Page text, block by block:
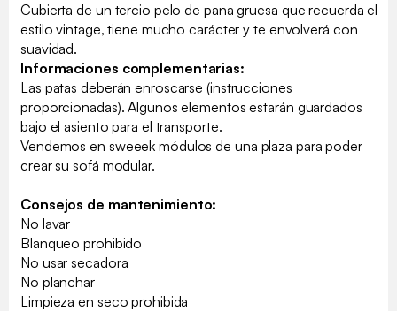
Cubierta de un tercio pelo de pana gruesa que recuerda el
estilo vintage, tiene mucho carácter y te envolverá con
suavidad.
Informaciones complementarias:
Las patas deberán enroscarse (instrucciones
proporcionadas). Algunos elementos estarán guardados
bajo el asiento para el transporte.
Vendemos en sweeek módulos de una plaza para poder
crear su sofá modular.
Consejos de mantenimiento:
No lavar
Blanqueo prohibido
No usar secadora
No planchar
Limpieza en seco prohibida